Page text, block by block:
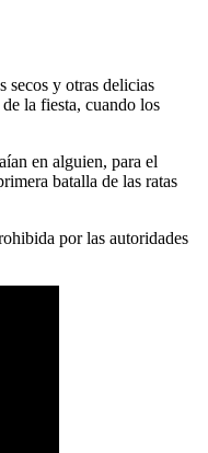
secos y otras delicias
la fiesta, cuando los
en alguien, para el
batalla de las ratas
por las autoridades